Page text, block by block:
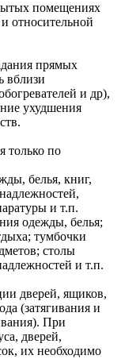
помещениях
относительной
прямых
вблизи
и др),
ухудшения
только по
белья, книг,
и т.п.
одежды, белья;
тумбочки
столы
и т.п.
дверей, ящиков,
(затягивания и
При
дверей,
их необходимо